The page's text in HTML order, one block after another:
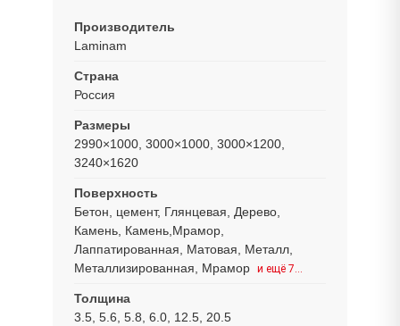
Производитель
Laminam
Страна
Россия
Размеры
2990×1000, 3000×1000, 3000×1200,
3240×1620
Поверхность
Бетон, цемент, Глянцевая, Дерево,
Камень, Камень,Мрамор,
Лаппатированная, Матовая, Металл,
Металлизированная, Мрамор и ещё 7…
Толщина
3.5, 5.6, 5.8, 6.0, 12.5, 20.5